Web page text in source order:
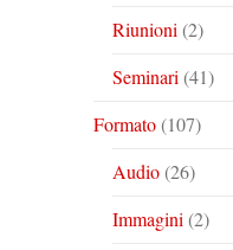
Riunioni (2)
Seminari (41)
Formato(107)
Audio(26)
Immagini (2)